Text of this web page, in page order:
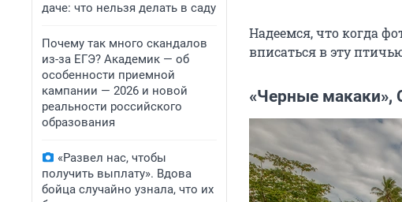
даче: что нельзя делать в саду
Почему так много скандалов
из-за ЕГЭ? Академик — об
особенности приемной
кампании — 2026 и новой
реальности российского
образования
«Развел нас, чтобы
получить выплату». Вдова
бойца случайно узнала, что их
Надеемся, что когда
вписаться в эту
«Черные макаки»,